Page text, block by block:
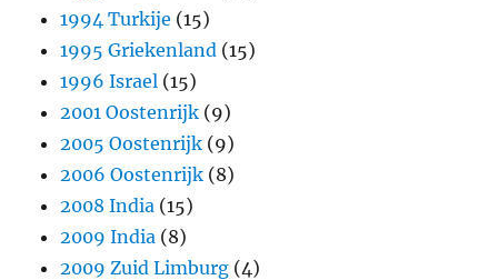
1994 Turkije (15)
1995 Griekenland (15)
1996 Israel (15)
2001 Oostenrijk (9)
2005 Oostenrijk (9)
2006 Oostenrijk (8)
2008 India (15)
2009 India (8)
2009 Zuid Limburg (4)